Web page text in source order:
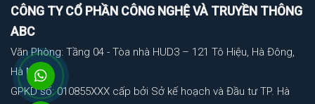
CÔNG TY CỔ PHẦN CÔNG NGHỆ VÀ TRUYỀN THÔNG
ABC
Văn Phòng: Tầng 04 - Tòa nhà HUD3 – 121 Tô Hiệu, Hà Đông,
Hà Nội
GPKD số: 010855XXX cấp bởi Sở kế hoạch và Đầu tư TP. Hà